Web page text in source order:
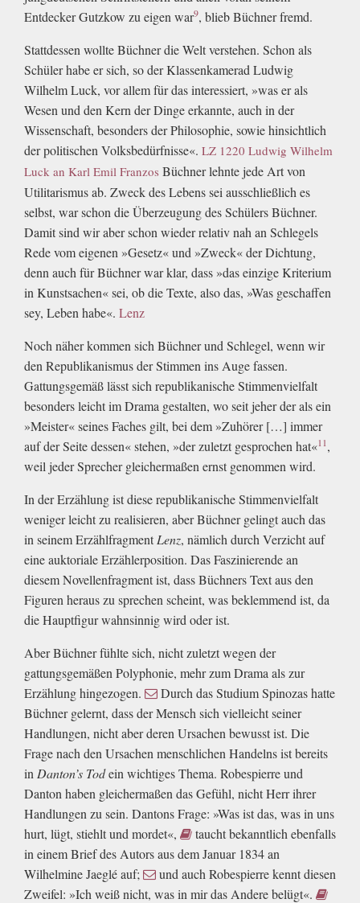
Entdecker Gutzkow zu eigen war9, blieb Büchner fremd.
Stattdessen wollte Büchner die Welt verstehen. Schon als
Schüler habe er sich, so der Klassenkamerad Ludwig
Wilhelm Luck, vor allem für das interessiert, »was er als
Wesen und den Kern der Dinge erkannte, auch in der
Wissenschaft, besonders der Philosophie, sowie hinsichtlich
der politischen Volksbedürfnisse«. LZ 1220 Ludwig Wilhelm
Luck an Karl Emil Franzos Büchner lehnte jede Art von
Utilitarismus ab. Zweck des Lebens sei ausschließlich es
selbst, war schon die Überzeugung des Schülers Büchner.
Damit sind wir aber schon wieder relativ nah an Schlegels
Rede vom eigenen »Gesetz« und »Zweck« der Dichtung,
denn auch für Büchner war klar, dass »das einzige Kriterium
in Kunstsachen« sei, ob die Texte, also das, »Was geschaffen
sey, Leben habe«. Lenz
Noch näher kommen sich Büchner und Schlegel, wenn wir
den Republikanismus der Stimmen ins Auge fassen.
Gattungsgemäß lässt sich republikanische Stimmenvielfalt
besonders leicht im Drama gestalten, wo seit jeher der als ein
»Meister« seines Faches gilt, bei dem »Zuhörer […] immer
auf der Seite dessen« stehen, »der zuletzt gesprochen hat«11,
weil jeder Sprecher gleichermaßen ernst genommen wird.
In der Erzählung ist diese republikanische Stimmenvielfalt
weniger leicht zu realisieren, aber Büchner gelingt auch das
in seinem Erzählfragment Lenz, nämlich durch Verzicht auf
eine auktoriale Erzählerposition. Das Faszinierende an
diesem Novellenfragment ist, dass Büchners Text aus den
Figuren heraus zu sprechen scheint, was beklemmend ist, da
die Hauptfigur wahnsinnig wird oder ist.
Aber Büchner fühlte sich, nicht zuletzt wegen der
gattungsgemäßen Polyphonie, mehr zum Drama als zur
Erzählung hingezogen.
Durch das Studium Spinozas hatte
Büchner gelernt, dass der Mensch sich vielleicht seiner
Handlungen, nicht aber deren Ursachen bewusst ist. Die
Frage nach den Ursachen menschlichen Handelns ist bereits
in Danton’s Todein wichtiges Thema. Robespierre und
Danton haben gleichermaßen das Gefühl, nicht Herr ihrer
Handlungen zu sein. Dantons Frage: »Was ist das, was in uns
hurt, lügt, stiehlt und mordet«,
taucht bekanntlich ebenfalls
in einem Brief des Autors aus dem Januar 1834 an
Wilhelmine Jaeglé auf;
und auch Robespierre kennt diesen
Zweifel: »Ich weiß nicht, was in mir das Andere belügt«.